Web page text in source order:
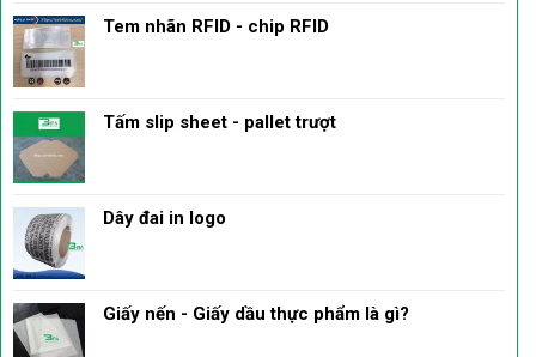
Tem nhãn RFID - chip RFID
Tấm slip sheet - pallet trượt
Dây đai in logo
Giấy nến - Giấy dầu thực phẩm là gì?